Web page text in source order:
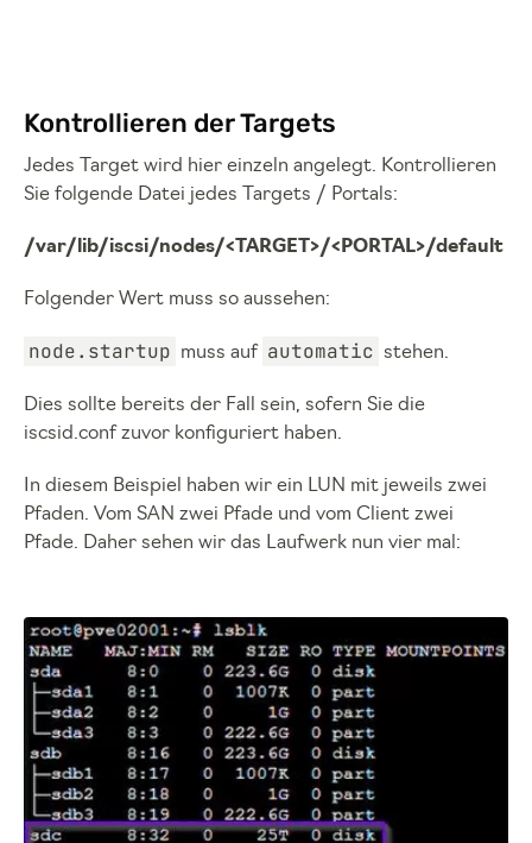
Kontrollieren der Targets
Jedes Target wird hier einzeln angelegt. Kontrollieren
Sie folgende Datei jedes Targets / Portals:
/var/lib/iscsi/nodes/<TARGET>/<PORTAL>/default
Folgender Wert muss so aussehen:
node.startup muss auf automatic stehen.
Dies sollte bereits der Fall sein, sofern Sie die
iscsid.conf zuvor konfiguriert haben.
In diesem Beispiel haben wir ein LUN mit jeweils zwei
Pfaden. Vom SAN zwei Pfade und vom Client zwei
Pfade. Daher sehen wir das Laufwerk nun vier mal: